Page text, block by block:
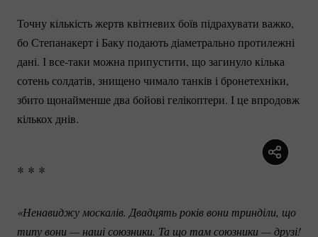
Точну кількість жертв квітневих боїв підрахувати важко,
бо Степанакерт i Баку подають діаметрально протилежні
дані. Івсе-таки можна припустити, що загинуло кілька
сотень солдатів, знищено чимало танків і бронетехніки,
збито щонайменше два бойові гелікоптери. І це впродовж
кількох днів.
* * *
«Ненавиджу москалів. Двадцять років вони тринділи, що
типу вони — наші союзники. Та що там союзники — друзі!